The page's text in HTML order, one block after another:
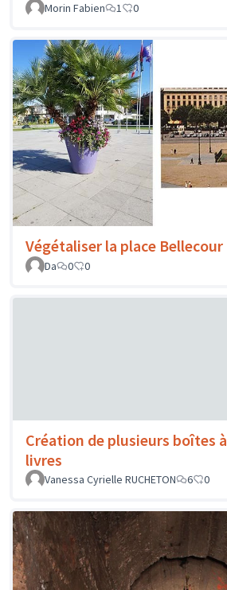
Morin Fabien
1 0
Végétaliser la place Bellecour
Da
0 0
Création de plusieurs boîtes à
livres
Vanessa Cyrielle RUCHETON
6 0